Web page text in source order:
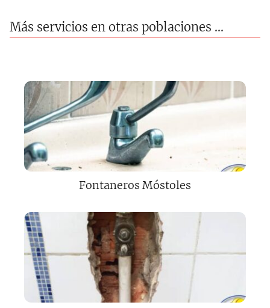
Más servicios en otras poblaciones ...
Fontaneros Móstoles